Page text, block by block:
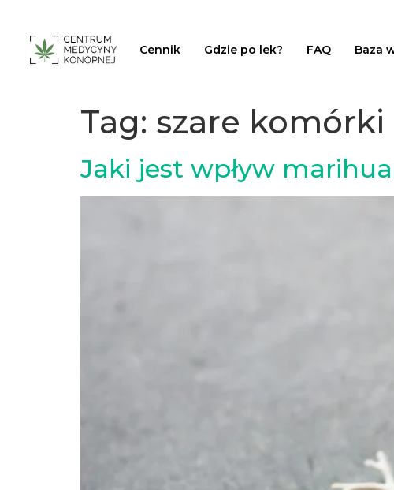
Cennik Gdzie po lek? FAQ Baza
Tag: szare komórki
Jaki jest wpływ